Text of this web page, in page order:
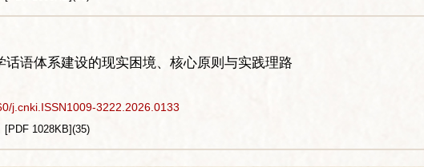
话语体系建设的现实困境、核心原则与实践理路
j.cnki.ISSN1009-3222.2026.0133
[PDF 1028KB](35)